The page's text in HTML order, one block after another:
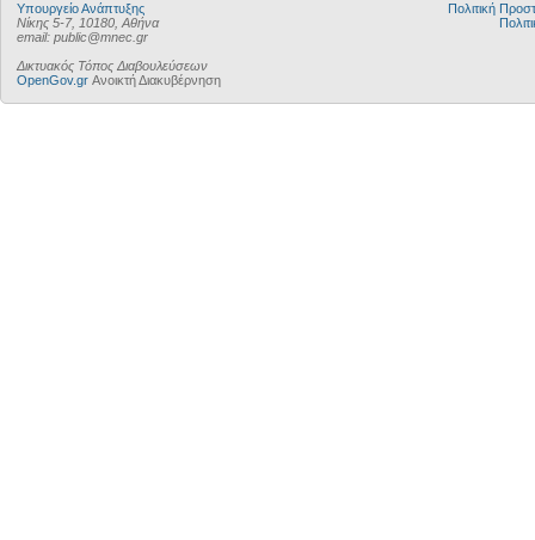
Υπουργείο Ανάπτυξης
Νίκης 5-7, 10180, Αθήνα
email: public@mnec.gr
Δικτυακός Τόπος Διαβουλεύσεων
OpenGov.gr Ανοικτή Διακυβέρνηση
Πολιτική